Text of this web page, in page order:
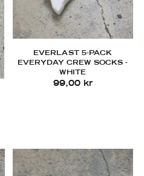
EVERLAST 5-PACK
EVERYDAY CREW SOCKS -
WHITE
99,00 kr